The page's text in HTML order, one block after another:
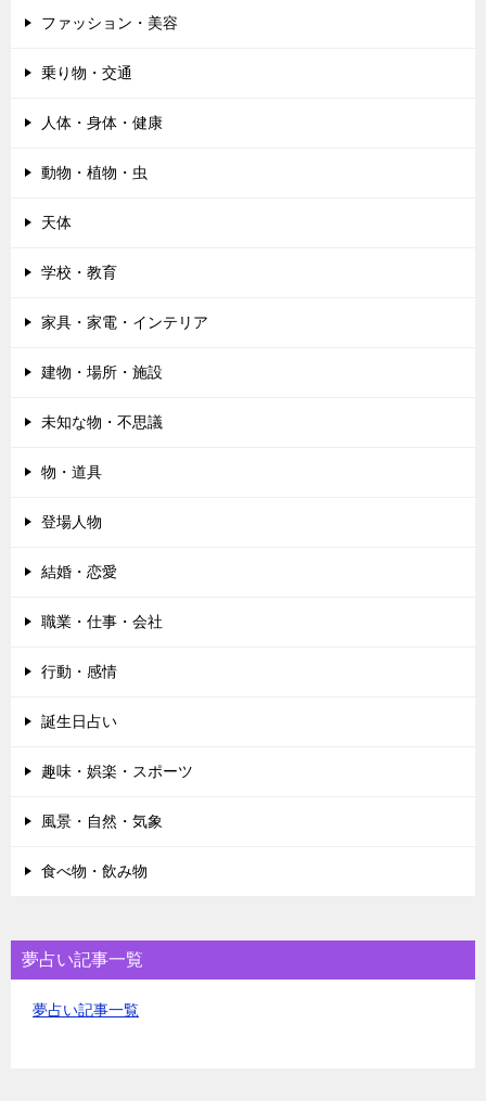
ファッション・美容
乗り物・交通
人体・身体・健康
動物・植物・虫
天体
学校・教育
家具・家電・インテリア
建物・場所・施設
未知な物・不思議
物・道具
登場人物
結婚・恋愛
職業・仕事・会社
行動・感情
誕生日占い
趣味・娯楽・スポーツ
風景・自然・気象
食べ物・飲み物
夢占い記事一覧
夢占い記事一覧